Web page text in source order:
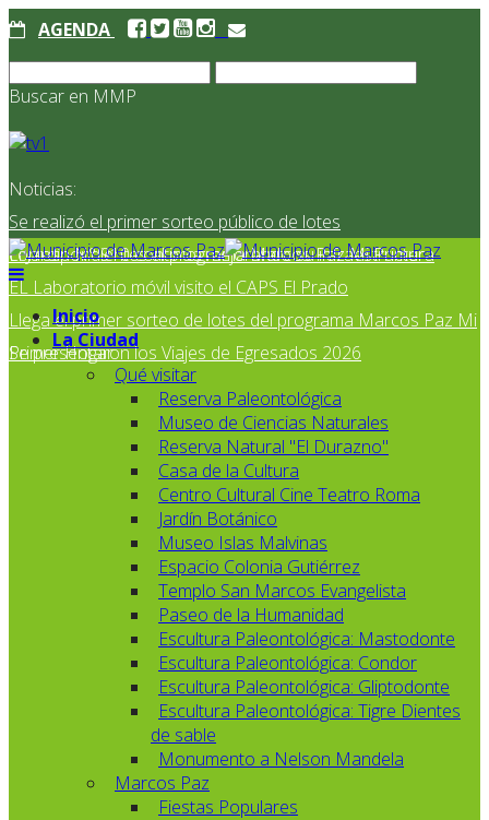
AGENDA
Buscar en MMP
Noticias:
Se realizó el primer sorteo público de lotes
correspondientes al programa Marcos Paz Mi Primer
El Jardín N° 910 continúa mejorando su infraestructura
EL Laboratorio móvil visito el CAPS El Prado
Llega el primer sorteo de lotes del programa Marcos Paz Mi
Primer Hogar
Se presentaron los Viajes de Egresados 2026
Inicio
La Ciudad
Qué visitar
Reserva Paleontológica
Museo de Ciencias Naturales
Reserva Natural "El Durazno"
Casa de la Cultura
Centro Cultural Cine Teatro Roma
Jardín Botánico
Museo Islas Malvinas
Espacio Colonia Gutiérrez
Templo San Marcos Evangelista
Paseo de la Humanidad
Escultura Paleontológica: Mastodonte
Escultura Paleontológica: Condor
Escultura Paleontológica: Gliptodonte
Escultura Paleontológica: Tigre Dientes
de sable
Monumento a Nelson Mandela
Marcos Paz
Fiestas Populares